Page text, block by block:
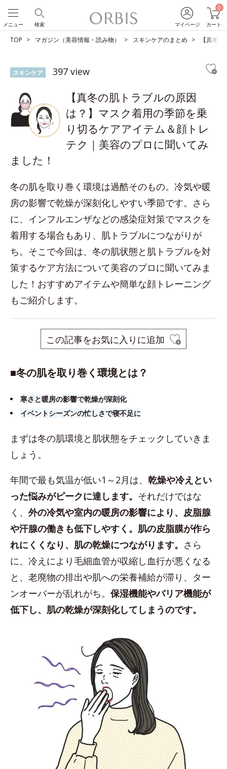
マイページ
0
カート
検索
メニュー
TOP マガジン（美容情報・読み物） スキンケアのまとめ 【真冬
スキンケア 397 view
【真冬の肌トラブルの原因
は？】マスク着用の季節を乗
り切るケアアイテム＆顔トレ
テク｜美容のプロに聞いてみ
ました！
冬の肌を取り巻く環境は過酷そのもの。冷気や暖
房の影響で乾燥が深刻化しやすい季節です。さら
に、インフルエンザなどの感染症対策でマスクを
着用する場合もあり、肌トラブルにつながりが
ち。そこで今回は、冬の肌状態と肌トラブルを対
策するケア方法について美容のプロに聞いてみま
した！おすすめアイテムや簡単な顔トレーニング
もご紹介します。
この記事をお気に入りに追加
■​冬の肌を取り巻く環境とは？
寒さと暖房の影響で乾燥が深刻化
イベントシーズンの忙しさで寝不足に
まずは冬の肌環境と肌状態をチェックしていきま
しょう。
年間で最も気温が低い1～2月は、 乾燥や冷えとい
った悩みがピークに達します。 それだけではな
く、 外の冷気や室内の暖房の影響により、皮脂腺
や汗腺の働きも低下しやすく。肌の皮脂膜が作ら
れにくくなり、肌の乾燥につながります。 さら
に、冷えにより毛細血管が収縮し血行が悪くなる
と、老廃物の排出や肌への栄養補給が滞り、ター
ンオーバーが乱れがち。 保湿機能やバリア機能が
低下し、肌の乾燥が深刻化してしまうのです。